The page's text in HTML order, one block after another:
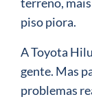
piso piora.
A Toyota
gente. Mas
problemas